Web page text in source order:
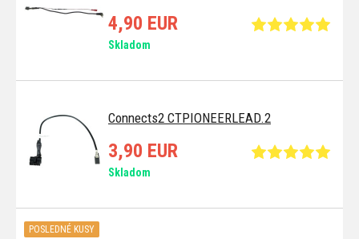
4,90 EUR
Skladom
Connects2 CTPIONEERLEAD.2
3,90 EUR
Skladom
POSLEDNÉ KUSY